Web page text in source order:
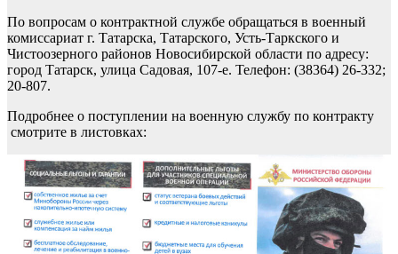
По вопросам о контрактной службе обращаться в военный
комиссариат г. Татарска, Татарского, Усть-Таркского и
Чистоозерного районов Новосибирской области по адресу:
город Татарск, улица Садовая, 107-е. Телефон: (38364) 26-332;
20-807.
Подробнее о поступлении на военную службу по контракту
смотрите в листовках: